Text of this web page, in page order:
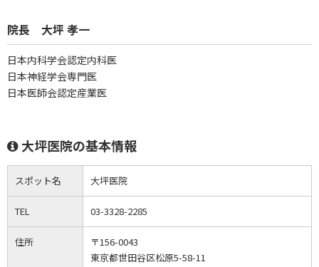
院長 大坪 孝一
日本内科学会認定内科医
日本神経学会専門医
日本医師会認定産業医
大坪医院の基本情報
スポット名 大坪医院
TEL 03-3328-2285
住所
〒156-0043
東京都世田谷区松原5-58-11